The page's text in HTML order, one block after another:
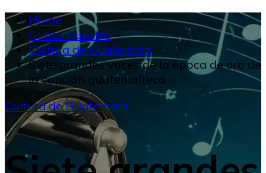
Home
Guate Nuestra
Cultura de Guatemala
Siete grandes voces de la época de oro de
la canción guatemalteca
Cultura de Guatemala